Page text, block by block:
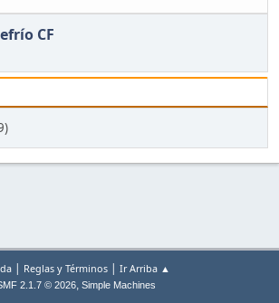
CF
| Reglas y Términos | Ir Arriba ▲
2.1.7 © 2026, Simple Machines